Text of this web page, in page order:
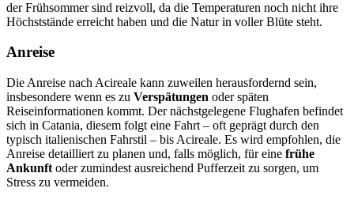
der Frühsommer sind reizvoll, da die Temperaturen noch nicht ihre
Höchststände erreicht haben und die Natur in voller Blüte steht.
Anreise
Die Anreise nach Acireale kann zuweilen herausfordernd sein,
insbesondere wenn es zu Verspätungen oder späten
Reiseinformationen kommt. Der nächstgelegene Flughafen befindet
sich in Catania, diesem folgt eine Fahrt – oft geprägt durch den
typisch italienischen Fahrstil – bis Acireale. Es wird empfohlen, die
Anreise detailliert zu planen und, falls möglich, für eine frühe
Ankunft oder zumindest ausreichend Pufferzeit zu sorgen, um
Stress zu vermeiden.